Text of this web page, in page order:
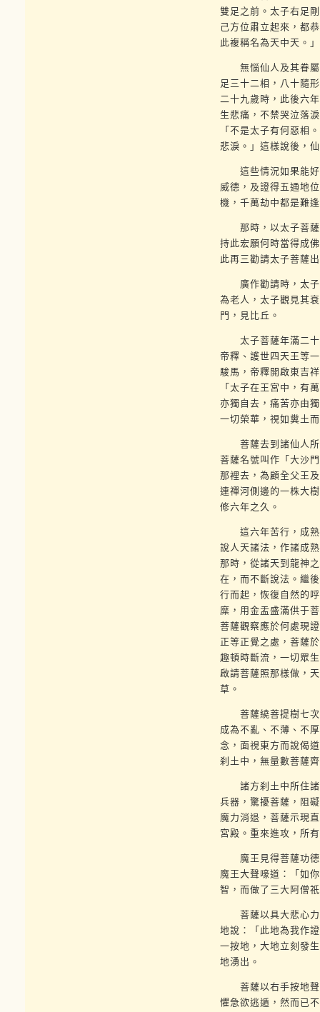
雙足之前。太子右足
己方位肅立起來，都
此複稱名為天中天。」
無惱仙人及其眷屬
足三十二相，八十隨
二十九歲時，此後六
生悲痛，不禁哭泣落
「不是太子有何惡相
悲淚。」這樣說後，
這些情況如果能好
威德，及證得五通地
機，千萬劫中都是難
那時，以太子菩薩
持此宏願何時當得成
此再三勸請太子菩薩
廣作勸請時，太子
為老人，太子觀見其
門，見比丘。
太子菩薩年滿二十
帝釋、護世四天王等
駿馬，帝釋開啟東吉
「太子在王宮中，有
亦獨自去，痛苦亦由
一切榮華，視如糞土
菩薩去到諸仙人所
菩薩名號叫作「大沙
那裡去，為顧全父王
連禪河側邊的一株大
修六年之久。
這六年苦行，成熟
說人天諸法，作諸成
那時，從諸天到龍神
在，而不斷說法。繼
行而起，恢復自然的
糜，用金盂盛滿供于
菩薩觀察應於何處現
正等正覺之處，菩薩
趣頓時斷流，一切眾
啟請菩薩照那樣做，
草。
菩薩繞菩提樹七次
成為不亂、不薄、不
念，面視東方而說偈
刹土中，無量數菩薩
諸方刹土中所住諸
兵器，驚擾菩薩，阻
魔力消退，菩薩示現
宮殿。重來進攻，所
魔王見得菩薩功德
魔王大聲嚎道：「如
智，而做了三大阿僧
菩薩以具大悲心力
地說：「此地為我作
一按地，大地立刻發
地湧出。
菩薩以右手按地聲
懼急欲逃遁，然而已